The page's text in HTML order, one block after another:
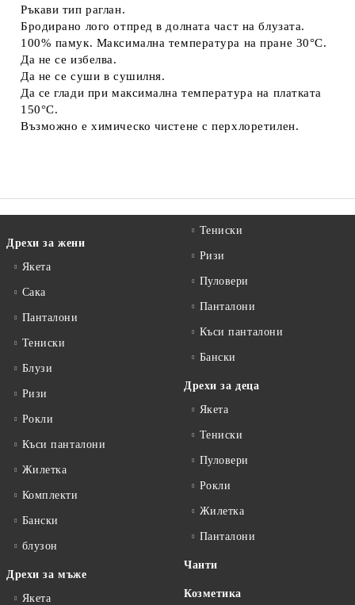
Ръкави тип раглан.
Бродирано лого отпред в долната част на блузата.
100% памук. Максимална температура на пране 30°C.
Да не се избелва.
Да не се суши в сушилня.
Да се глади при максимална температура на платката
150°C.
Възможно е химическо чистене с перхлоретилен.
Дрехи за жени
Якета
Сакa
Панталони
Тениски
Блузи
Ризи
Рокли
Къси панталони
Жилетка
Комплекти
Бански
блузон
Дрехи за мъже
Якета
Тениски
Ризи
Пуловери
Панталони
Къси панталони
Бански
Дрехи за деца
Якета
Тениски
Пуловери
Рокли
Жилетка
Панталони
Чанти
Козметика